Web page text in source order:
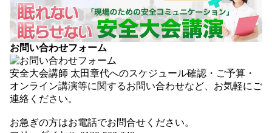
お問い合わせフォーム
安全大会講師 太田章代へのスケジュール確認・ご予算・
オンライン講演等に関するお問い合わせなど、お気軽にご
連絡ください。
お急ぎの方はお電話でお問合せください。